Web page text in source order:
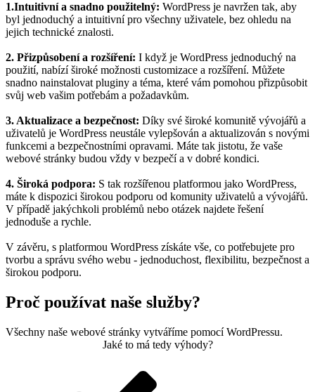
1.Intuitivní a snadno použitelný: WordPress je navržen tak, aby
byl jednoduchý a intuitivní pro všechny uživatele, bez ohledu na
jejich technické znalosti.
2. Přizpůsobení a rozšíření: I když je WordPress jednoduchý na
použití, nabízí široké možnosti customizace a rozšíření. Můžete
snadno nainstalovat pluginy a téma, které vám pomohou přizpůsobit
svůj web vašim potřebám a požadavkům.
3. Aktualizace a bezpečnost: Díky své široké komunitě vývojářů a
uživatelů je WordPress neustále vylepšován a aktualizován s novými
funkcemi a bezpečnostními opravami. Máte tak jistotu, že vaše
webové stránky budou vždy v bezpečí a v dobré kondici.
4. Široká podpora: S tak rozšířenou platformou jako WordPress,
máte k dispozici širokou podporu od komunity uživatelů a vývojářů.
V případě jakýchkoli problémů nebo otázek najdete řešení
jednoduše a rychle.
V závěru, s platformou WordPress získáte vše, co potřebujete pro
tvorbu a správu svého webu - jednoduchost, flexibilitu, bezpečnost a
širokou podporu.
Proč používat naše služby?
Všechny naše webové stránky vytváříme pomocí WordPressu.
Jaké to má tedy výhody?